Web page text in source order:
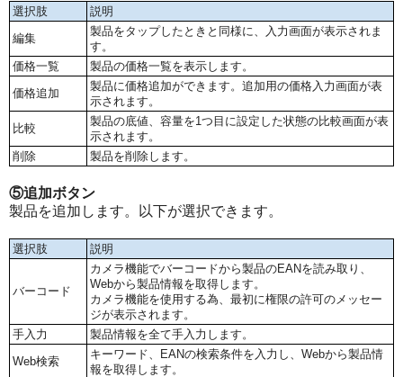
選択肢
説明
編集
製品をタップしたときと同様に、入力画面が表示されま
す。
価格一覧
製品の価格一覧を表示します。
価格追加
製品に価格追加ができます。追加用の価格入力画面が表
示されます。
比較
製品の底値、容量を1つ目に設定した状態の比較画面が表
示されます。
削除
製品を削除します。
⑤追加ボタン
製品を追加します。以下が選択できます。
選択肢 説明
バーコード
カメラ機能でバーコードから製品のEANを読み取り、
Webから製品情報を取得します。
カメラ機能を使用する為、最初に権限の許可のメッセー
ジが表示されます。
手入力
製品情報を全て手入力します。
Web検索
キーワード、EANの検索条件を入力し、Webから製品情
報を取得します。